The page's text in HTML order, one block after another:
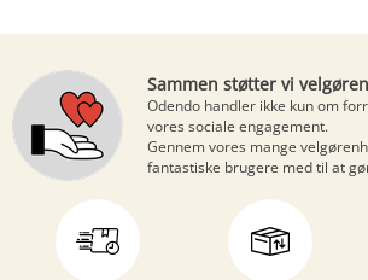
Sammen støtter vi
Odendo handler ikke kun om
vores sociale engagement.
Gennem vores mange
fantastiske brugere med til at